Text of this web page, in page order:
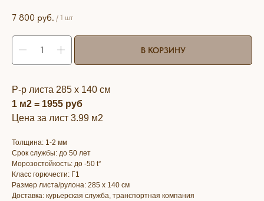
7 800 руб. / 1 шт
В КОРЗИНУ
Р-р листа 285 х 140 см
1 м2 = 1955 руб
Цена за лист 3.99 м2
Толщина: 1-2 мм
Срок службы: до 50 лет
Морозостойкость: до -50 t°
Класс горючести: Г1
Размер листа/рулона: 285 х 140 см
Доставка: курьерская служба, транспортная компания